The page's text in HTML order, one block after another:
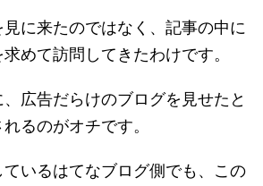
に来たのではなく、記事の中に
めて訪問してきたわけです。
広告だらけのブログを見せたと
るのがオチです。
いるはてなブログ側でも、この